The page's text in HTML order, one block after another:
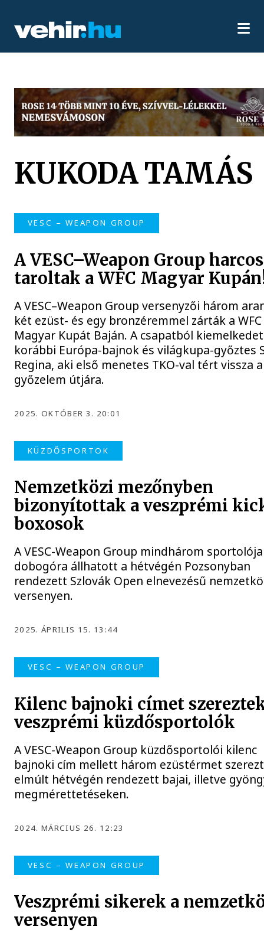
KUKODA TAMÁS
VESC – WEAPON GROUP
A VESC–Weapon Group
taroltak a WFC Magyar
A VESC–Weapon Group versenyzői három
két ezüst- és egy bronzéremmel zárták a WFC
Magyar Kupát Baján. A csapatból
korábbi Európa-bajnok és világkupa-győztes
Regina, aki első menetes TKO-val tért vissza a
győzelem útjára.
2025. OKTÓBER 3. 20:01
KÜZDŐSPORTOK
Nemzetközi mezőnyben
bizonyítottak a veszprémi
boxosok
A VESC-Weapon Group mindhárom sportolója
dobogóra állhatott a hétvégén Pozsonyban
rendezett Szlovák Open elnevezésű
versenyen.
2025. ÁPRILIS 15. 13:44
VESC – WEAPON GROUP
Kilenc bajnoki címet
veszprémi küzdősportolók
A VESC-Weapon Group küzdősportolói kilenc
bajnoki cím mellett három ezüstérmet
elmúlt hétvégén rendezett bajai, illetve
megmérettetéseken.
2024. MÁRCIUS 26. 12:23
VESC – WEAPON GROUP
Veszprémi sikerek a
versenyen